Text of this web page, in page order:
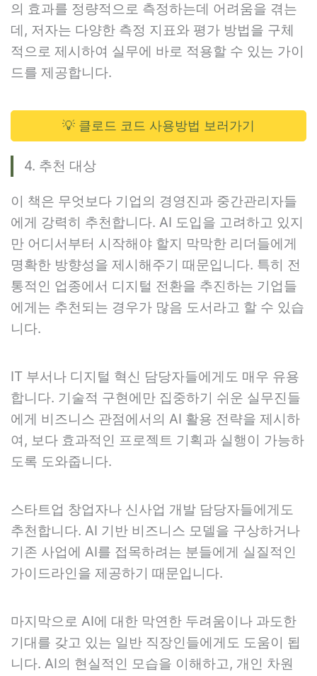
의 효과를 정량적으로 측정하는데 어려움을 겪는
데, 저자는 다양한 측정 지표와 평가 방법을 구체
적으로 제시하여 실무에 바로 적용할 수 있는 가이
드를 제공합니다.
💡 클로드 코드 사용방법 보러가기
4. 추천 대상
이 책은 무엇보다 기업의 경영진과 중간관리자들
에게 강력히 추천합니다. AI 도입을 고려하고 있지
만 어디서부터 시작해야 할지 막막한 리더들에게
명확한 방향성을 제시해주기 때문입니다. 특히 전
통적인 업종에서 디지털 전환을 추진하는 기업들
에게는 추천되는 경우가 많음 도서라고 할 수 있습
니다.
IT 부서나 디지털 혁신 담당자들에게도 매우 유용
합니다. 기술적 구현에만 집중하기 쉬운 실무진들
에게 비즈니스 관점에서의 AI 활용 전략을 제시하
여, 보다 효과적인 프로젝트 기획과 실행이 가능하
도록 도와줍니다.
스타트업 창업자나 신사업 개발 담당자들에게도
추천합니다. AI 기반 비즈니스 모델을 구상하거나
기존 사업에 AI를 접목하려는 분들에게 실질적인
가이드라인을 제공하기 때문입니다.
마지막으로 AI에 대한 막연한 두려움이나 과도한
기대를 갖고 있는 일반 직장인들에게도 도움이 됩
니다. AI의 현실적인 모습을 이해하고, 개인 차원